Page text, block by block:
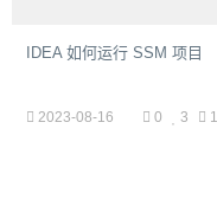
IDEA 如何运行 SSM 项目
2023-08-16 3
0